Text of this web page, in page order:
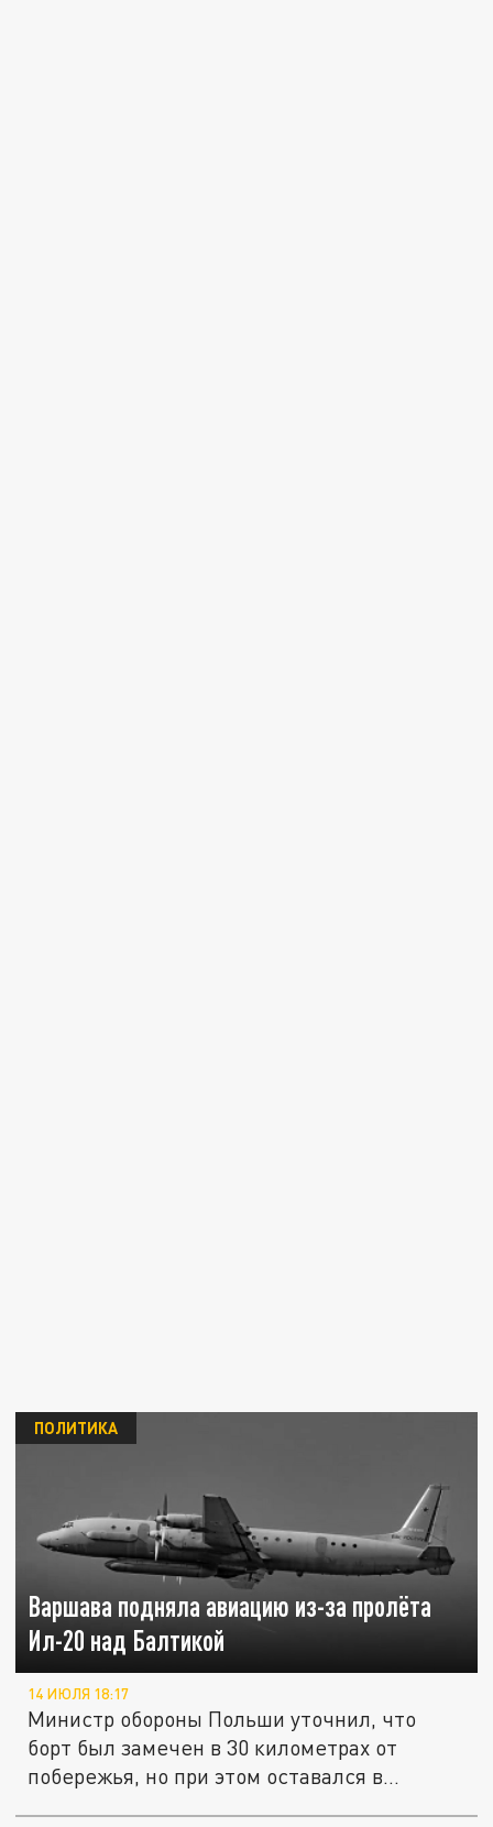
Варшава подняла авиацию из-за пролёта
Ил-20 над Балтикой
ПОЛИТИКА
14 ИЮЛЯ 18:17
Министр обороны Польши уточнил, что
борт был замечен в 30 километрах от
побережья, но при этом оставался в...